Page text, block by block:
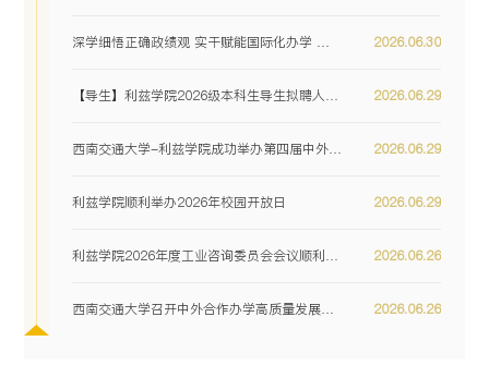
2026.06.30
深学细悟正确政绩观 实干赋能国际化办学 —— 利...
2026.06.29
【导生】利兹学院2026级本科生导生拟聘人选名单...
2026.06.29
西南交通大学-利兹学院成功举办第四届中外合作办...
2026.06.29
利兹学院顺利举办2026年校园开放日
2026.06.26
利兹学院2026年度工业咨询委员会会议顺利召开
2026.06.26
西南交通大学召开中外合作办学高质量发展专题座谈会